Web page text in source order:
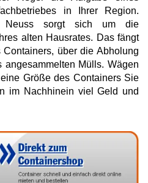
in Ihrer Region.
Neuss sorgt sich um die
alten Hausrates. Das fängt
über die Abholung
angesammelten Mülls. Wägen
Größe des Containers Sie
im Nachhinein viel Geld und